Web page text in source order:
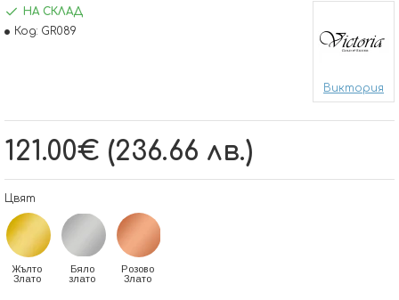
121.00€ (236.66 лв.)
НА СКЛАД
Код: GR089
Виктория
Цвят
Жълто
Злато
Бяло
злато
Розово
Злато